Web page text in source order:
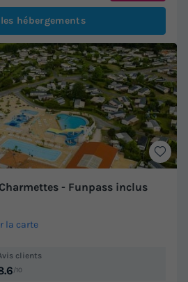
hébergements
- Funpass inclus
la carte
clients
/10